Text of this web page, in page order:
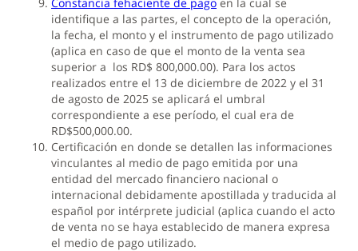
identifique a las partes, el concepto de la operación,
la fecha, el monto y el instrumento de pago utilizado
(aplica en caso de que el monto de la venta sea
superior a los RD$ 800,000.00). Para los actos
realizados entre el 13 de diciembre de 2022 y el 31
de agosto de 2025 se aplicará el umbral
correspondiente a ese período, el cual era de
RD$500,000.00.
Certificación en donde se detallen las informaciones
vinculantes al medio de pago emitida por una
entidad del mercado financiero nacional o
internacional debidamente apostillada y traducida al
español por intérprete judicial (aplica cuando el acto
de venta no se haya establecido de manera expresa
el medio de pago utilizado.